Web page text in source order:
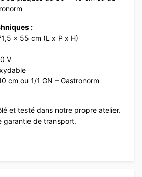
:
x 55 cm (L x P x H)
V
cm ou 1/1 GN – Gastronorm
et testé dans notre propre atelier.
garantie de transport.